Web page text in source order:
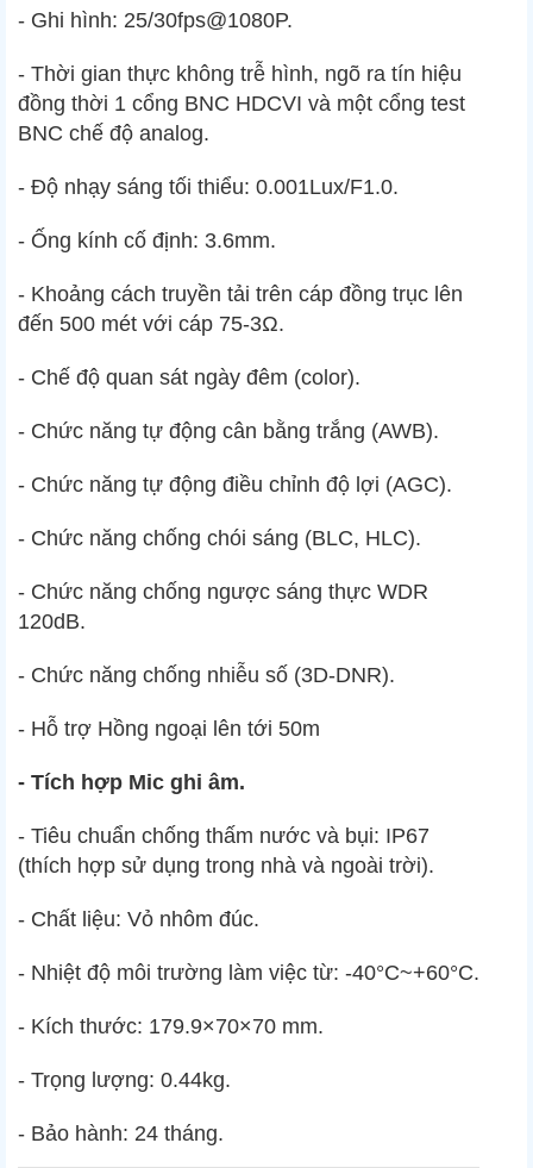
- Ghi hình: 25/30fps@1080P.
- Thời gian thực không trễ hình, ngõ ra tín hiệu
đồng thời 1 cổng BNC HDCVI và một cổng test
BNC chế độ analog.
- Độ nhạy sáng tối thiểu: 0.001Lux/F1.0.
- Ống kính cố định: 3.6mm.
- Khoảng cách truyền tải trên cáp đồng trục lên
đến 500 mét với cáp 75-3Ω.
- Chế độ quan sát ngày đêm (color).
- Chức năng tự động cân bằng trắng (AWB).
- Chức năng tự động điều chỉnh độ lợi (AGC).
- Chức năng chống chói sáng (BLC, HLC).
- Chức năng chống ngược sáng thực WDR
120dB.
- Chức năng chống nhiễu số (3D-DNR).
- Hỗ trợ Hồng ngoại lên tới 50m
- Tích hợp Mic ghi âm.
- Tiêu chuẩn chống thấm nước và bụi: IP67
(thích hợp sử dụng trong nhà và ngoài trời).
- Chất liệu: Vỏ nhôm đúc.
- Nhiệt độ môi trường làm việc từ: -40°C~+60°C.
- Kích thước: 179.9×70×70 mm.
- Trọng lượng: 0.44kg.
- Bảo hành: 24 tháng.